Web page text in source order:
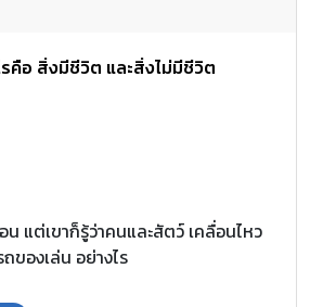
รคือ สิ่งมีชีวิต และสิ่งไม่มีชีวิต
น แต่เขาก็รู้ว่าคนและสัตว์ เคลื่อนไหว
ของเล่น อย่างไร